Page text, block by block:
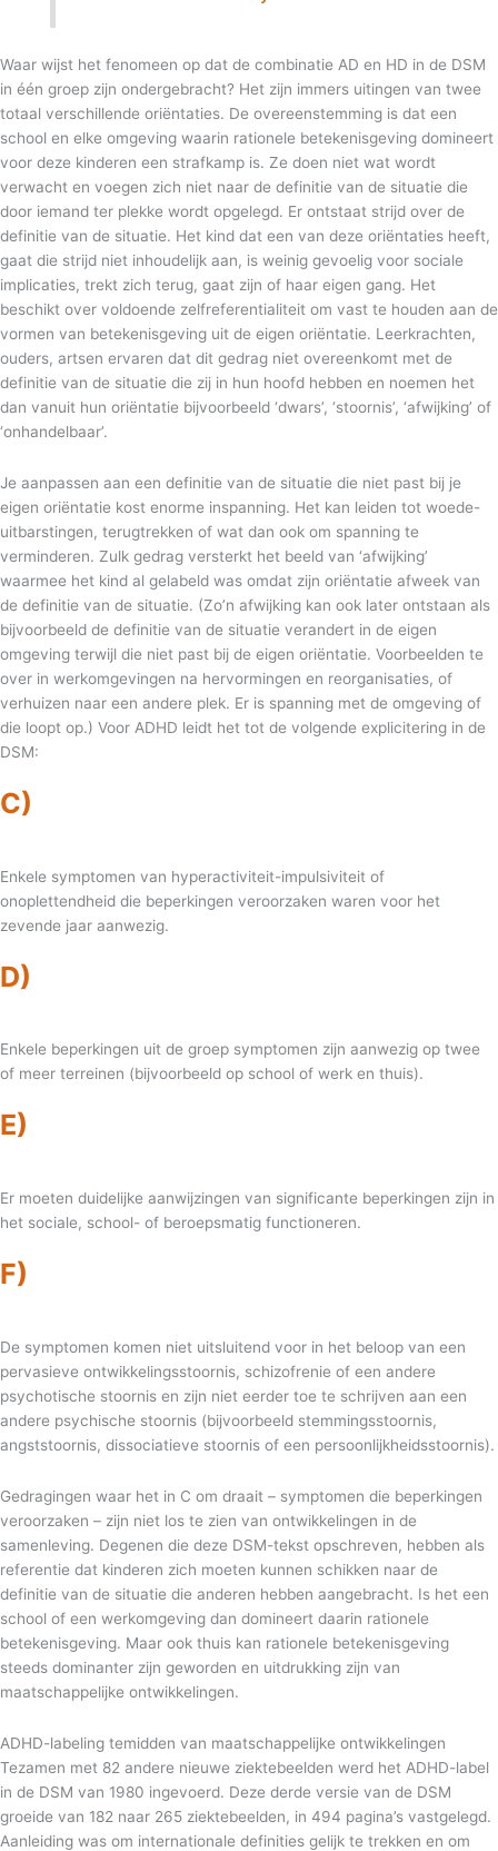
Waar wijst het fenomeen op dat de combinatie AD en HD in de DSM
in één groep zijn ondergebracht? Het zijn immers uitingen van twee
totaal verschillende oriëntaties. De overeenstemming is dat een
school en elke omgeving waarin rationele betekenisgeving domineert
voor deze kinderen een strafkamp is. Ze doen niet wat wordt
verwacht en voegen zich niet naar de definitie van de situatie die
door iemand ter plekke wordt opgelegd. Er ontstaat strijd over de
definitie van de situatie. Het kind dat een van deze oriëntaties heeft,
gaat die strijd niet inhoudelijk aan, is weinig gevoelig voor sociale
implicaties, trekt zich terug, gaat zijn of haar eigen gang. Het
beschikt over voldoende zelfreferentialiteit om vast te houden aan de
vormen van betekenisgeving uit de eigen oriëntatie. Leerkrachten,
ouders, artsen ervaren dat dit gedrag niet overeenkomt met de
definitie van de situatie die zij in hun hoofd hebben en noemen het
dan vanuit hun oriëntatie bijvoorbeeld ‘dwars’, ‘stoornis’, ‘afwijking’ of
‘onhandelbaar’.
Je aanpassen aan een definitie van de situatie die niet past bij je
eigen oriëntatie kost enorme inspanning. Het kan leiden tot woede-
uitbarstingen, terugtrekken of wat dan ook om spanning te
verminderen. Zulk gedrag versterkt het beeld van ‘afwijking’
waarmee het kind al gelabeld was omdat zijn oriëntatie afweek van
de definitie van de situatie. (Zo’n afwijking kan ook later ontstaan als
bijvoorbeeld de definitie van de situatie verandert in de eigen
omgeving terwijl die niet past bij de eigen oriëntatie. Voorbeelden te
over in werkomgevingen na hervormingen en reorganisaties, of
verhuizen naar een andere plek. Er is spanning met de omgeving of
die loopt op.) Voor ADHD leidt het tot de volgende explicitering in de
DSM:
C)
Enkele symptomen van hyperactiviteit-impulsiviteit of
onoplettendheid die beperkingen veroorzaken waren voor het
zevende jaar aanwezig.
D)
Enkele beperkingen uit de groep symptomen zijn aanwezig op twee
of meer terreinen (bijvoorbeeld op school of werk en thuis).
E)
Er moeten duidelijke aanwijzingen van significante beperkingen zijn in
het sociale, school- of beroepsmatig functioneren.
F)
De symptomen komen niet uitsluitend voor in het beloop van een
pervasieve ontwikkelingsstoornis, schizofrenie of een andere
psychotische stoornis en zijn niet eerder toe te schrijven aan een
andere psychische stoornis (bijvoorbeeld stemmingsstoornis,
angststoornis, dissociatieve stoornis of een persoonlijkheidsstoornis).
Gedragingen waar het in C om draait – symptomen die beperkingen
veroorzaken – zijn niet los te zien van ontwikkelingen in de
samenleving. Degenen die deze DSM-tekst opschreven, hebben als
referentie dat kinderen zich moeten kunnen schikken naar de
definitie van de situatie die anderen hebben aangebracht. Is het een
school of een werkomgeving dan domineert daarin rationele
betekenisgeving. Maar ook thuis kan rationele betekenisgeving
steeds dominanter zijn geworden en uitdrukking zijn van
maatschappelijke ontwikkelingen.
ADHD-labeling temidden van maatschappelijke ontwikkelingen
Tezamen met 82 andere nieuwe ziektebeelden werd het ADHD-label
in de DSM van 1980 ingevoerd. Deze derde versie van de DSM
groeide van 182 naar 265 ziektebeelden, in 494 pagina’s vastgelegd.
Aanleiding was om internationale definities gelijk te trekken en om